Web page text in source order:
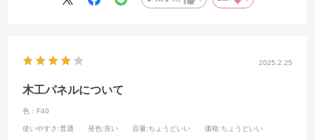
2025.2.25
木工パネルについて
色：F40
使いやすさ :普通 発色:良い 容量:ちょうどいい 価格:ちょうどいい